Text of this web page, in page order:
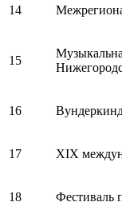
14
15
16
17 XIX
18 Фестиваль